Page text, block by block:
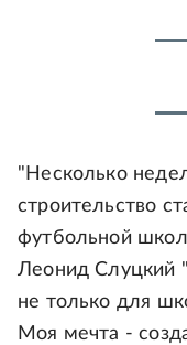
"Несколько
строительство
футбольной
Леонид Слуцкий
не только для
Моя мечта -